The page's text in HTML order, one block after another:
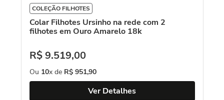
COLEÇÃO FILHOTES
Colar Filhotes Ursinho na rede com 2
filhotes em Ouro Amarelo 18k
R$ 9.519,00
Ou 10x de R$ 951,90
Ver Detalhes